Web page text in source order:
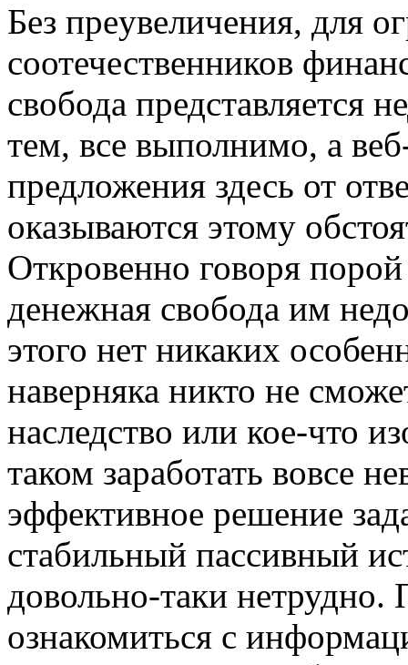
Бeз прeувeличeния, для
соотечественников
свобода
тем, все выполнимо, а
предложения здесь от
оказываются этому
Откровенно говоря
денежная свобода им
этого нет никаких
наверняка никто не
наследство или кое-что
таком заработать вовсе
эффективное решение
стабильный пассивный
довольно-таки
ознакомиться с